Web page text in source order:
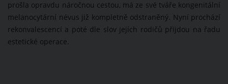
prošla opravdu náročnou cestou, má ze své tváře kongenitální
melanocytární névus již kompletně odstraněný. Nyní prochází
rekonvalescencí a poté dle slov jejích rodičů přijdou na řadu
estetické operace.